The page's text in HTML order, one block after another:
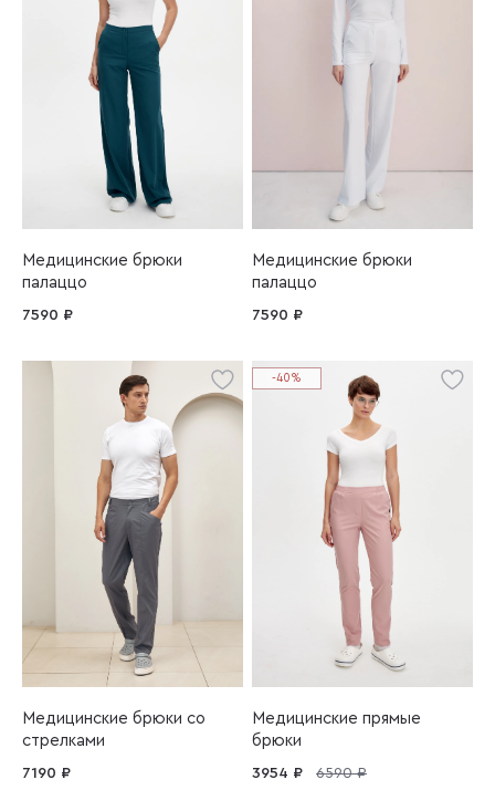
Медицинские брюки
палаццо
7590 ₽
Медицинские брюки
палаццо
7590 ₽
Медицинские брюки со
стрелками
7190 ₽
Медицинские прямые
брюки
-40%
3954 ₽ 6590 ₽